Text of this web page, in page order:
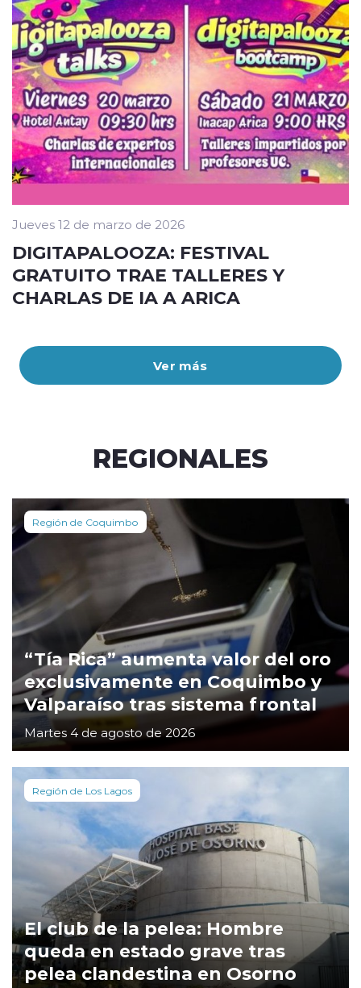
Ver más
Jueves 12 de marzo de 2026
DIGITAPALOOZA: FESTIVAL
GRATUITO TRAE TALLERES Y
CHARLAS DE IA A ARICA
REGIONALES
Región de Coquimbo
“Tía Rica” aumenta valor del oro
exclusivamente en Coquimbo y
Valparaíso tras sistema frontal
Martes 4 de agosto de 2026
Región de Los Lagos
El club de la pelea: Hombre
queda en estado grave tras
pelea clandestina en Osorno